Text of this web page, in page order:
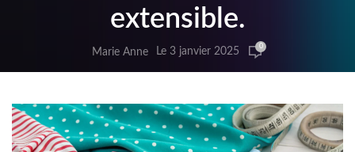
extensible.
Marie Anne Le 3 janvier 2025 0